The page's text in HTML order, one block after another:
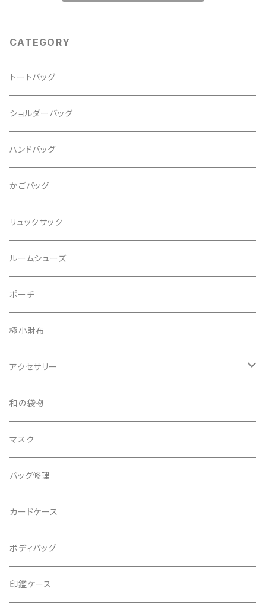
CATEGORY
トートバッグ
ショルダーバッグ
ハンドバッグ
かごバッグ
リュックサック
ルームシューズ
ポーチ
極小財布
アクセサリー
ピアス
イヤリング
和の袋物
マスク
バッグ修理
カードケース
ボディバッグ
印鑑ケース